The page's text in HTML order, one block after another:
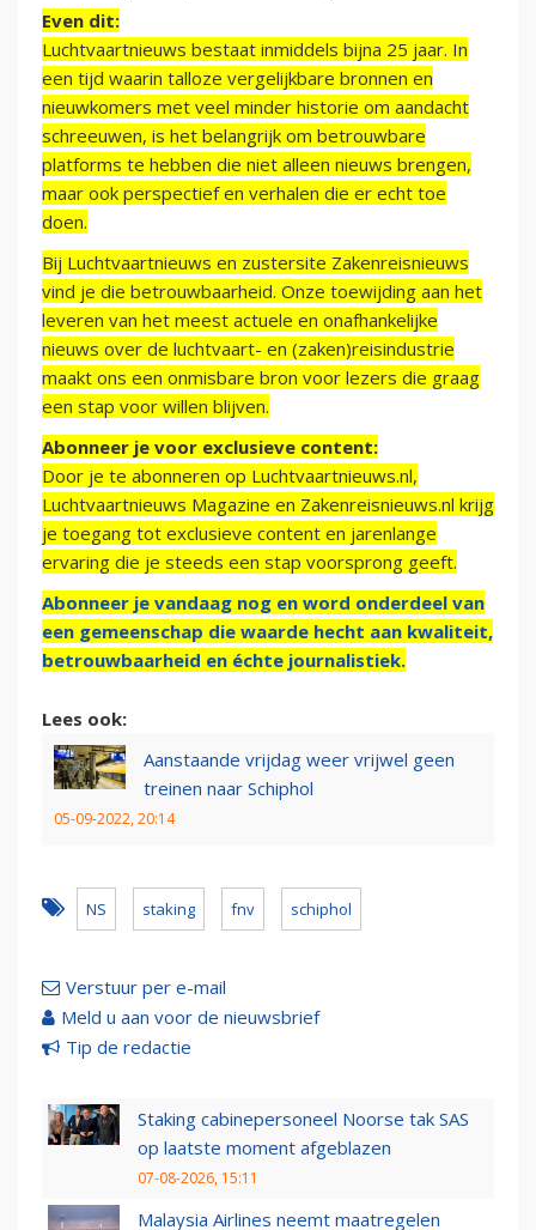
Even dit:
Luchtvaartnieuws bestaat inmiddels bijna 25 jaar. In
een tijd waarin talloze vergelijkbare bronnen en
nieuwkomers met veel minder historie om aandacht
schreeuwen, is het belangrijk om betrouwbare
platforms te hebben die niet alleen nieuws brengen,
maar ook perspectief en verhalen die er echt toe
doen.
Bij Luchtvaartnieuws en zustersite Zakenreisnieuws
vind je die betrouwbaarheid. Onze toewijding aan het
leveren van het meest actuele en onafhankelijke
nieuws over de luchtvaart- en (zaken)reisindustrie
maakt ons een onmisbare bron voor lezers die graag
een stap voor willen blijven.
Abonneer je voor exclusieve content:
Door je te abonneren op Luchtvaartnieuws.nl,
Luchtvaartnieuws Magazine en Zakenreisnieuws.nl krijg
je toegang tot exclusieve content en jarenlange
ervaring die je steeds een stap voorsprong geeft.
Abonneer je vandaag nog en word onderdeel van
een gemeenschap die waarde hecht aan kwaliteit,
betrouwbaarheid en échte journalistiek.
Lees ook:
Aanstaande vrijdag weer vrijwel geen
treinen naar Schiphol
05-09-2022, 20:14
NS staking fnv schiphol
Verstuur per e-mail
Meld u aan voor de nieuwsbrief
Tip de redactie
Staking cabinepersoneel Noorse tak SAS
op laatste moment afgeblazen
07-08-2026, 15:11
Malaysia Airlines neemt maatregelen